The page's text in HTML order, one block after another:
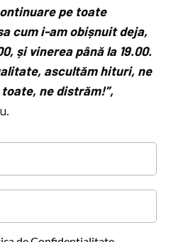
pe toate
cum i-am obișnuit deja,
și vinerea până la 19.00.
ascultăm hituri, ne
ne distrăm!”,